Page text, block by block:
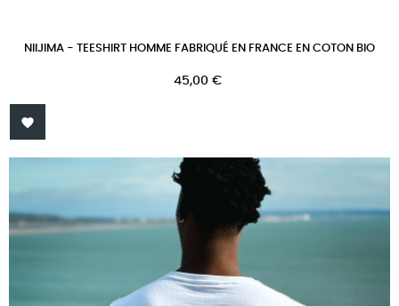
NIIJIMA - TEESHIRT HOMME FABRIQUÉ EN FRANCE EN COTON BIO
Prix
45,00 €
